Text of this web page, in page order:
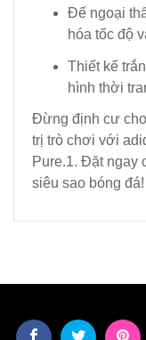
Đế ngoại
hóa tốc độ
Thiết kế
hình thời
Đừng định cư
trị trò chơi với
Pure.1. Đặt ngay
siêu sao bóng đá!